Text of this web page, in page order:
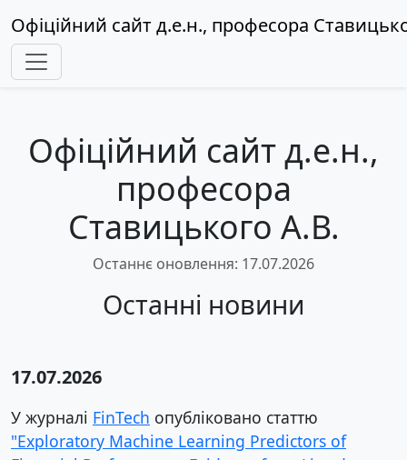
Офіційний сайт д.е.н., професора
Офіційний сайт д.е.н.,
професора
Ставицького А.В.
Останнє оновлення: 17.07.2026
Останні новини
17.07.2026
У журналі FinTech опубліковано статтю
"Exploratory Machine Learning Predictors of